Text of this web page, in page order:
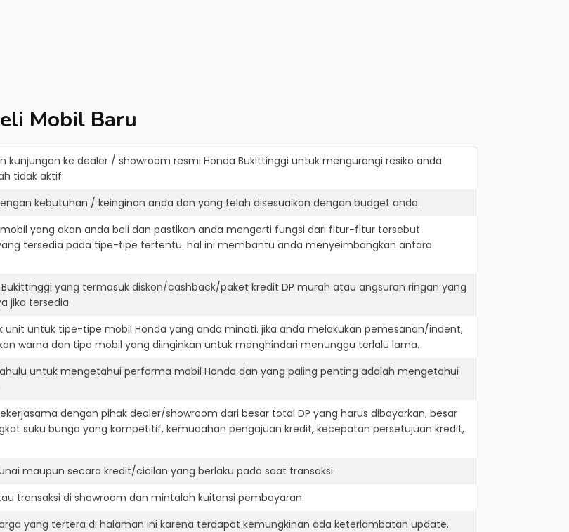
Mobil Baru
kunjungan ke dealer / showroom resmi Honda Bukittinggi untuk mengurangi resiko anda
tidak aktif.
kebutuhan / keinginan anda dan yang telah disesuaikan dengan budget anda.
yang akan anda beli dan pastikan anda mengerti fungsi dari fitur-fitur tersebut.
tersedia pada tipe-tipe tertentu. hal ini membantu anda menyeimbangkan antara
yang termasuk diskon/cashback/paket kredit DP murah atau angsuran ringan yang
jika tersedia.
untuk tipe-tipe mobil Honda yang anda minati. jika anda melakukan pemesanan/indent,
warna dan tipe mobil yang diinginkan untuk menghindari menunggu terlalu lama.
untuk mengetahui performa mobil Honda dan yang paling penting adalah mengetahui
dengan pihak dealer/showroom dari besar total DP yang harus dibayarkan, besar
suku bunga yang kompetitif, kemudahan pengajuan kredit, kecepatan persetujuan kredit,
maupun secara kredit/cicilan yang berlaku pada saat transaksi.
transaksi di showroom dan mintalah kuitansi pembayaran.
yang tertera di halaman ini karena terdapat kemungkinan ada keterlambatan update.